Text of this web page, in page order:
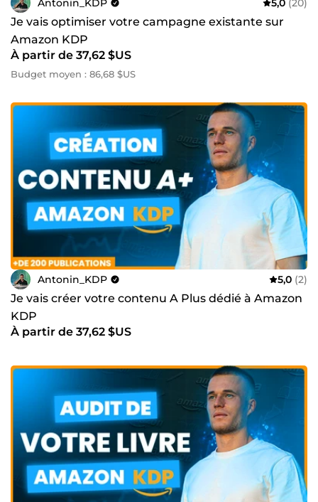
Antonin_KDP 5,0 (20)
Je vais optimiser votre campagne existante sur
Amazon KDP
À partir de 37,62 $US
Budget moyen : 86,68 $US
Antonin_KDP 5,0 (2)
Je vais créer votre contenu A Plus dédié à Amazon
KDP
À partir de 37,62 $US